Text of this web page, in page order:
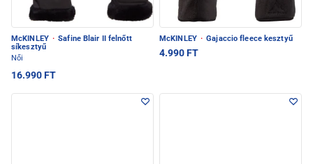
McKINLEY · Safine Blair II felnőtt
síkesztyű
Női
16.990 FT
McKINLEY · Gajaccio fleece kesztyű
4.990 FT